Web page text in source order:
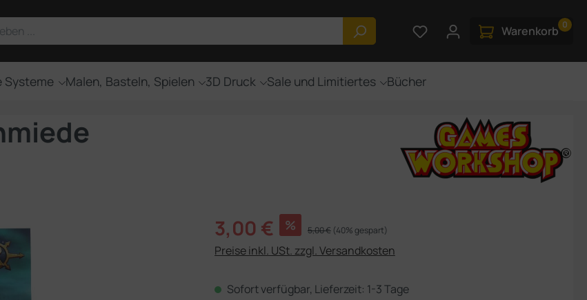
Du hast 0 Produkte auf dem
Warenkorb 0
Systeme Malen, Basteln, Spielen 3D Druck Sale und Limitiertes Bücher
Verkaufspreis:
3,00 € % Regulärer Preis:
5,00 € (40% gespart)
Preise inkl. USt. zzgl. Versandkosten
Sofort verfügbar, Lieferzeit: 1-3 Tage